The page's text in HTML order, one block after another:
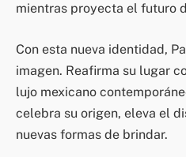
mientras proyecta el futuro
Con esta nueva identidad,
imagen. Reafirma su lugar
lujo mexicano
celebra su origen, eleva el
nuevas formas de brindar.